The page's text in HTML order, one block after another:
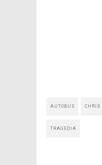
AUTOBUS CHRIS
TRAGEDIA